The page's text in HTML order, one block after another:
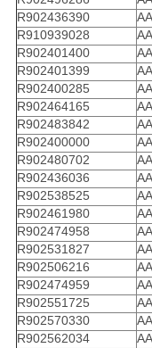
R902436390
R910939028
R902401400
R902401399
R902400285
R902464165
R902483842
R902400000
R902480702
R902436036
R902538525
R902461980
R902474958
R902531827
R902506216
R902474959
R902551725
R902570330
R902562034